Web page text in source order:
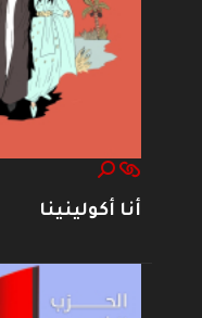
أنا أكولينينا